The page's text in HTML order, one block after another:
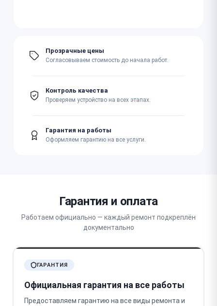
Прозрачные цены
Согласовываем стоимость до начала работ.
Контроль качества
Проверяем устройство на всех этапах.
Гарантия на работы
Оформляем гарантию на все услуги.
Гарантия и оплата
Работаем официально — каждый ремонт подкреплён
документально
ГАРАНТИЯ
Официальная гарантия на все работы
Предоставляем гарантию на все виды ремонта и